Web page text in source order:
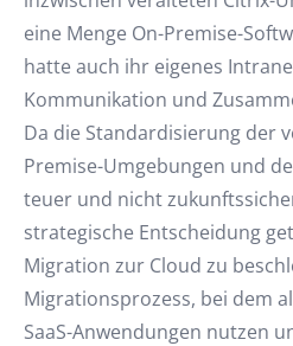
eine Menge On-Premise-
hatte auch ihr eigenes
Kommunikation und
Da die Standardisierung der
Premise-Umgebungen und
teuer und nicht
strategische Entscheidung
Migration zur Cloud zu
Migrationsprozess, bei dem
SaaS-Anwendungen nutzen